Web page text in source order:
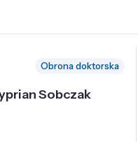
Obrona doktorska
Sobczak